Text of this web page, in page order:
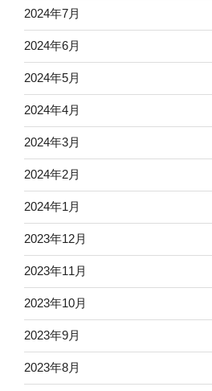
2024年7月
2024年6月
2024年5月
2024年4月
2024年3月
2024年2月
2024年1月
2023年12月
2023年11月
2023年10月
2023年9月
2023年8月